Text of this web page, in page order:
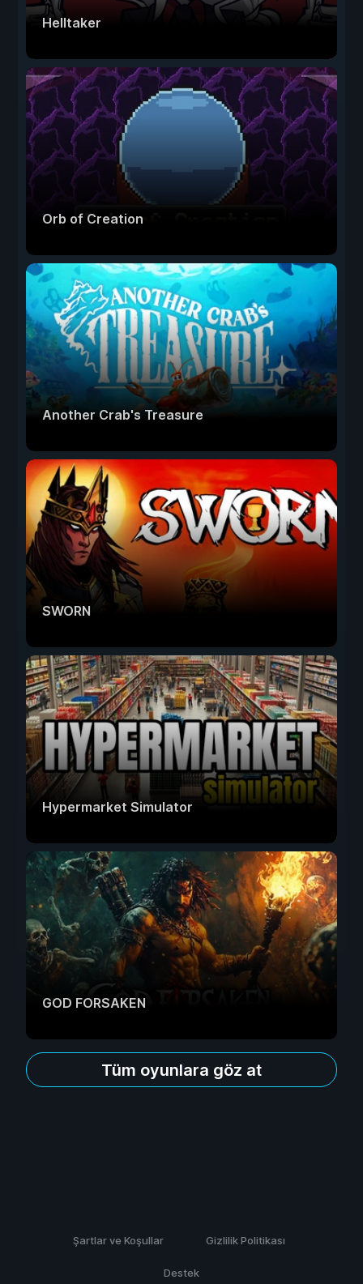
Helltaker
Orb of Creation
Another Crab's Treasure
SWORN
Hypermarket Simulator
GOD FORSAKEN
Tüm oyunlara göz at
Şartlar ve Koşullar Gizlilik Politikası
Destek